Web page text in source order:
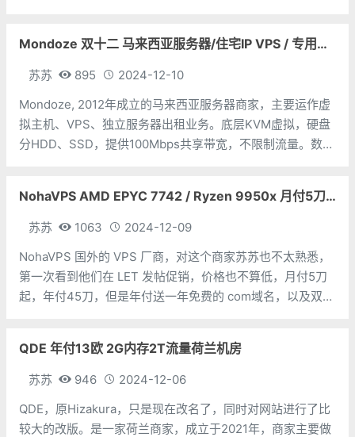
Mondoze 双十二 马来西亚服务器/住宅IP VPS / 专用个人电脑 /Linux VPS低至$27.99/月/4核/8内存/80GB SSD/不限带宽
苏苏 895
2024-12-10
Mondoze, 2012年成立的马来西亚服务器商家，主要运作虚
拟主机、VPS、独立服务器出租业务。底层KVM虚拟，硬盘
分HDD、SSD，提供100Mbps共享带宽，不限制流量。数据
NohaVPS AMD EPYC 7742 / Ryzen 9950x 月付5刀 年付送com域名
苏苏 1063
2024-12-09
NohaVPS 国外的 VPS 厂商，对这个商家苏苏也不太熟悉，
第一次看到他们在 LET 发帖促销，价格也不算低，月付5刀
起，年付45刀，但是年付送一年免费的 com域名，以及双倍
配置
QDE 年付13欧 2G内存2T流量荷兰机房
苏苏 946
2024-12-06
QDE，原Hizakura，只是现在改名了，同时对网站进行了比
较大的改版。是一家荷兰商家，成立于2021年，商家主要做